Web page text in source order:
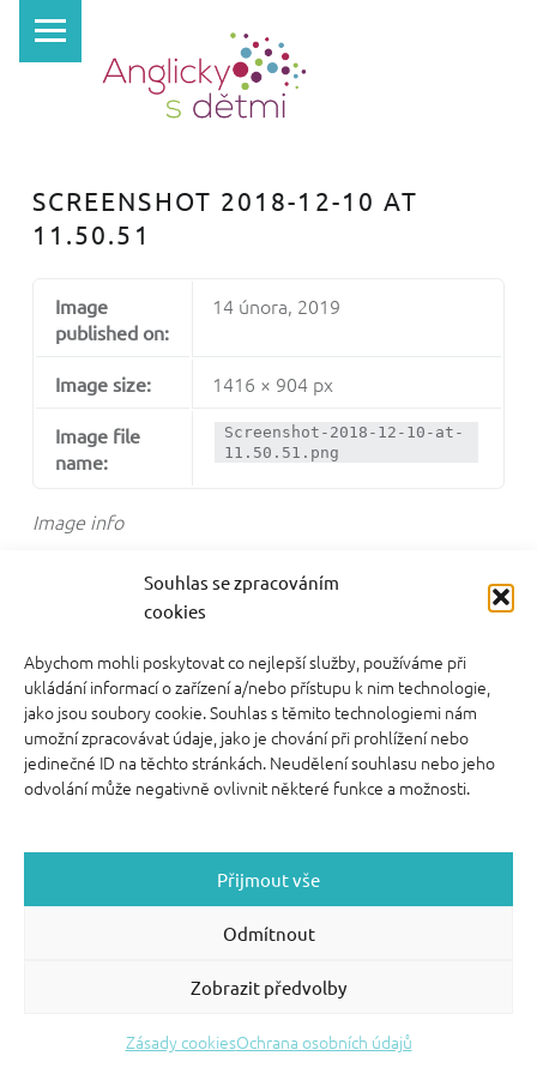
Souhlas se zpracováním
cookies
Abychom mohli poskytovat co nejlepší služby, používáme při
ukládání informací o zařízení a/nebo přístupu k nim technologie,
jako jsou soubory cookie. Souhlas s těmito technologiemi nám
umožní zpracovávat údaje, jako je chování při prohlížení nebo
jedinečné ID na těchto stránkách. Neudělení souhlasu nebo jeho
odvolání může negativně ovlivnit některé funkce a možnosti.
Přijmout vše
Odmítnout
Zobrazit předvolby
Zásady cookiesOchrana osobních údajů
I
C
Y
Ě
T
M
SCREENSHOT 2018-12-10 AT
11.50.51
Image info
Image
published on:
14 února, 2019
Image size: 1416 × 904 px
Image file
name:
Screenshot-2018-12-10-at-
11.50.51.png
FOOTER SIDEBAR
© 2026 English With Kids s.r.o.|Blog Anglickysdetmi.cz |
Všechna práva vyhrazena.
|Podmínky použití
O WordPress se
|